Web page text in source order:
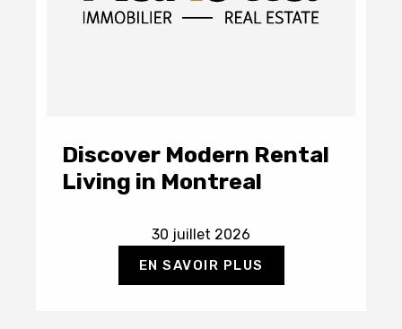
Discover Modern Rental
Living in Montreal
30 juillet 2026
EN SAVOIR PLUS